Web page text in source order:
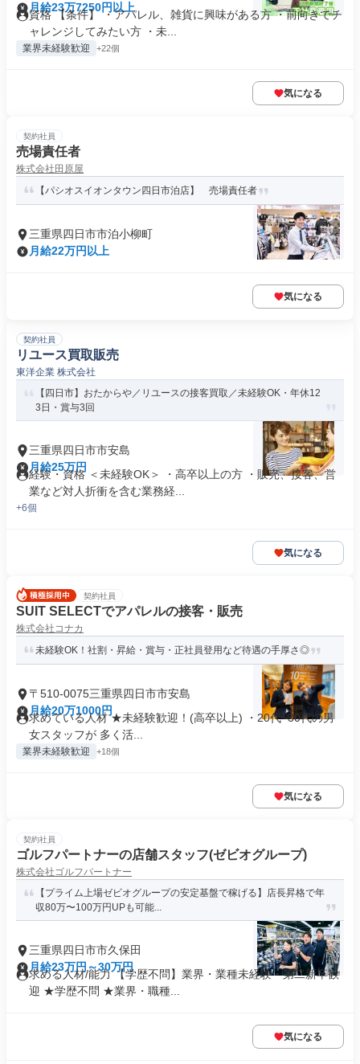
月給23万7250円以上
資格 【条件】 ・アパレル、雑貨に興味がある方 ・前向きでチ
ャレンジしてみたい方 ・未...
業界未経験歓迎 +22個
気になる
契約社員
売場責任者
株式会社田原屋
【パシオスイオンタウン四日市泊店】 売場責任者
三重県四日市市泊小柳町
月給22万円以上
気になる
契約社員
リユース買取販売
東洋企業 株式会社
【四日市】おたからや／リユースの接客買取／未経験OK・年休12
3日・賞与3回
三重県四日市市安島
月給25万円
経験・資格 ＜未経験OK＞ ・高卒以上の方 ・販売、接客、営
業など対人折衝を含む業務経...
+6個
気になる
契約社員
SUIT SELECTでアパレルの接客・販売
株式会社コナカ
未経験OK！社割・昇給・賞与・正社員登用など待遇の手厚さ◎
〒510-0075三重県四日市市安島
月給20万1000円
求めている人材 ★未経験歓迎！(高卒以上) ・20代~30代の男
女スタッフが 多く活...
業界未経験歓迎 +18個
気になる
契約社員
ゴルフパートナーの店舗スタッフ(ゼビオグループ)
株式会社ゴルフパートナー
【プライム上場ゼビオグループの安定基盤で稼げる】店長昇格で年
収80万〜100万円UPも可能...
三重県四日市市久保田
月給23万円～30万円
求める人材/能力 【学歴不問】業界・業種未経験・第⼆新卒歓
迎 ★学歴不問 ★業界・職種...
気になる